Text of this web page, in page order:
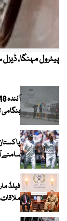
پیٹرول مہنگا،
ہنگامی
سامنے
فیلڈ